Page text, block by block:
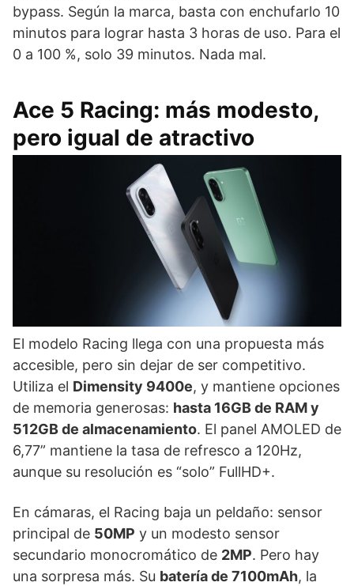
bypass. Según la marca, basta con enchufarlo 10
minutos para lograr hasta 3 horas de uso. Para el
0 a 100 %, solo 39 minutos. Nada mal.
Ace 5 Racing: más modesto,
pero igual de atractivo
El modelo Racing llega con una propuesta más
accesible, pero sin dejar de ser competitivo.
Utiliza el Dimensity 9400e, y mantiene opciones
de memoria generosas: hasta 16GB de RAM y
512GB de almacenamiento. El panel AMOLED de
6,77” mantiene la tasa de refresco a 120Hz,
aunque su resolución es “solo” FullHD+.
En cámaras, el Racing baja un peldaño: sensor
principal de 50MP y un modesto sensor
secundario monocromático de 2MP. Pero hay
una sorpresa más. Su batería de 7100mAh, la